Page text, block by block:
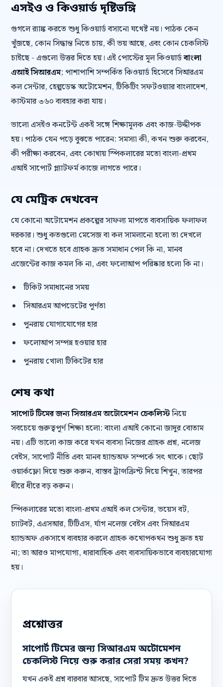
এসইও ও কিওয়ার্ড দৃষ্টিভঙ্গি
গুগলে র‍্যাঙ্ক করতে শুধু কিওয়ার্ড বসানো যথেষ্ট নয়। পাঠক কেন
খুঁজছে, কোন সিদ্ধান্ত নিতে চায়, কী ভয় আছে, এবং কোন চেকলিস্ট
চাইছে - এগুলো উত্তর দিতে হয়। এই পোস্টের মূল কিওয়ার্ডবাংলা
এআই সিআরএম; পাশাপাশি সম্পর্কিত কিওয়ার্ড হিসেবে সিআরএম
কল সেন্টার, হেল্পডেস্ক অটোমেশন, টিকিটিং সফটওয়্যার বাংলাদেশ,
কাস্টমার ৩৬০ ব্যবহার করা যায়।
ভালো এসইও কনটেন্ট একই সঙ্গে শিক্ষামূলক এবং কাজ-উদ্দীপক
হয়। পাঠক যেন পড়ে বুঝতে পারেন: সমস্যা কী, কখন শুরু করবেন,
কী পরীক্ষা করবেন, এবং কোথায় স্পিকলারের মতো বাংলা-প্রথম
এআই সাপোর্ট প্ল্যাটফর্ম কাজে লাগতে পারে।
যে মেট্রিক দেখবেন
যে কোনো অটোমেশন প্রকল্পের সাফল্য মাপতে ব্যবসায়িক ফলাফল
দরকার। শুধু কতগুলো মেসেজ বা কল সামলানো হলো তা দেখলে
হবে না। দেখতে হবে গ্রাহক দ্রুত সমাধান পেল কি না, মানব
এজেন্টের কাজ কমল কি না, এবং ফলোআপ পরিষ্কার হলো কি না।
টিকিট সমাধানের সময়
সিআরএম আপডেটের পূর্ণতা
পুনরায় যোগাযোগের হার
ফলোআপ সম্পন্ন হওয়ার হার
পুনরায় খোলা টিকিটের হার
শেষ কথা
সাপোর্ট টিমের জন্য সিআরএম অটোমেশন চেকলিস্টনিয়ে
সবচেয়ে গুরুত্বপূর্ণ শিক্ষা হলো: বাংলা এআই কোনো জাদুর বোতাম
নয়। এটি ভালো কাজ করে যখন ব্যবসা নিজের গ্রাহক প্রশ্ন, নলেজ
বেইস, সাপোর্ট নীতি এবং মানব হ্যান্ডঅফ সম্পর্কে সৎ থাকে। ছোট
ওয়ার্কফ্লো দিয়ে শুরু করুন, বাস্তব ট্রান্সক্রিপ্ট দিয়ে শিখুন, তারপর
ধীরে ধীরে বড় করুন।
স্পিকলারের মতো বাংলা-প্রথম এআই কল সেন্টার, ভয়েস বট,
চ্যাটবট, এএসআর, টিটিএস, র্যাগ নলেজ বেইস এবং সিআরএম
হ্যান্ডঅফ একসাথে ব্যবহার করলে গ্রাহক কথোপকথন শুধু দ্রুত হয়
না; তা আরও মাপযোগ্য, ধারাবাহিক এবং ব্যবসায়িকভাবে ব্যবহারযোগ্য
হয়।
প্রশ্নোত্তর
সাপোর্ট টিমের জন্য সিআরএম অটোমেশন
চেকলিস্ট নিয়ে শুরু করার সেরা সময় কখন?
যখন একই প্রশ্ন বারবার আসছে, সাপোর্ট টিম দ্রুত উত্তর দিতে